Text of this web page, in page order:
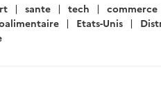
sante tech commerce
Etats-Unis